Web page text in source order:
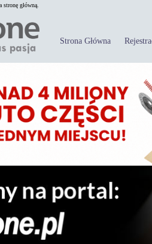
stronę główną.
Strona Główna